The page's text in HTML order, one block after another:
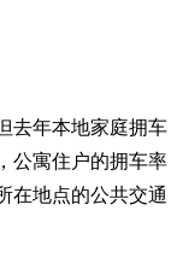
去年本地家庭拥车
公寓住户的拥车率
在地点的公共交通